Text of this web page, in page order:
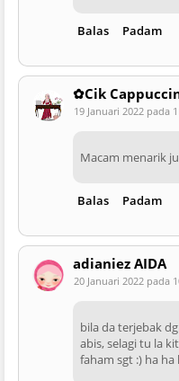
Balas Padam
✿Cik
19 Januari 2022 pada
Macam menarik
Balas Padam
adianiez AIDA
20 Januari 2022 pada
bila da terjebak
abis, selagi tu la
faham sgt :) ha ha